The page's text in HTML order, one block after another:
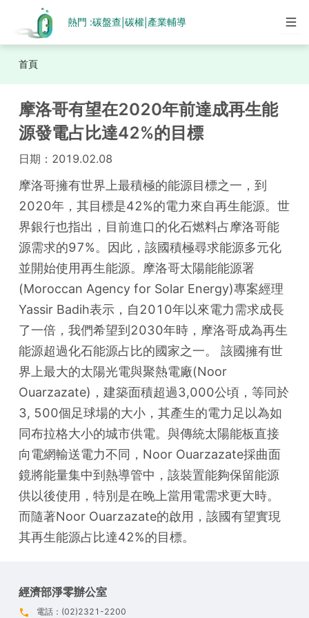
熱門 :碳盤查 碳權| 產業輔導
首頁
摩洛哥有望在2020年前達成再生能
源發電占比達42%的目標
日期： 2019.02.08
摩洛哥擁有世界上最積極的能源目標之一，到
2020年，其目標是42%的電力來自再生能源。世
界銀行也指出，目前進口的化石燃料占摩洛哥能
源需求的97%。因此，該國積極尋求能源多元化
並開始使用再生能源。摩洛哥太陽能能源署
(Moroccan Agency for Solar Energy)專案經理
Yassir Badih表示，自2010年以來電力需求成長
了一倍，我們希望到2030年時，摩洛哥成為再生
能源超過化石能源占比的國家之一。 該國擁有世
界上最大的太陽光電與聚熱電廠(Noor
Ouarzazate)，建築面積超過3,000公頃，等同於
3, 500個足球場的大小，其產生的電力足以為如
同布拉格大小的城市供電。與傳統太陽能板直接
向電網輸送電力不同，Noor Ouarzazate採曲面
鏡將能量集中到熱導管中，該裝置能夠保留能源
供以後使用，特別是在晚上當用電需求更大時。
而隨著Noor Ouarzazate的啟用，該國有望實現
其再生能源占比達42%的目標。
經濟部淨零辦公室
電話：(02)2321-2200